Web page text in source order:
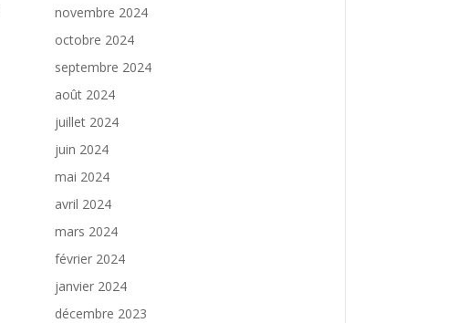
novembre 2024
octobre 2024
septembre 2024
août 2024
juillet 2024
juin 2024
mai 2024
avril 2024
mars 2024
février 2024
janvier 2024
décembre 2023